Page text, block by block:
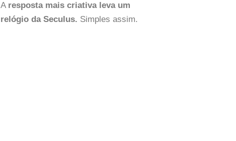
A resposta mais criativa leva um
relógio da Seculus. Simples assim.